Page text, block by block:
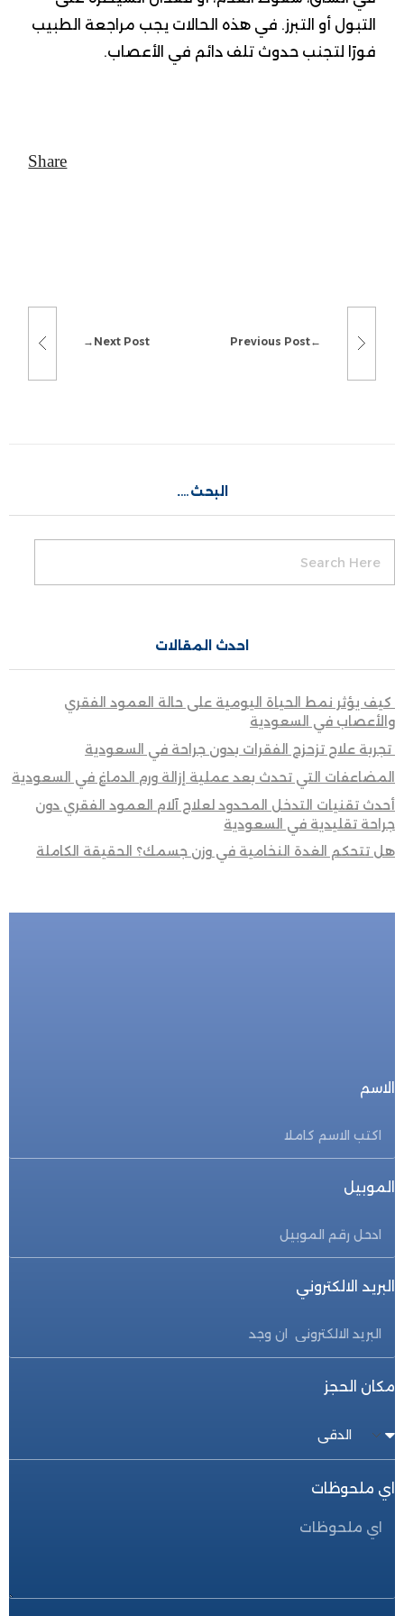
التبول أو التبرز. في هذه الحالات يجب مراجعة الطبيب
فورًا لتجنب حدوث تلف دائم في الأعصاب.
Previous Post
Next Post
البحث….
احدث المقالات
كيف يؤثر نمط الحياة اليومية على حالة العمود الفقري
والأعصاب في السعودية
تجربة علاج تزحزح الفقرات بدون جراحة في السعودية
المضاعفات التي تحدث بعد عملية إزالة ورم الدماغ في السعودية
أحدث تقنيات التدخل المحدود لعلاج آلام العمود الفقري دون
جراحة تقليدية في السعودية
هل تتحكم الغدة النخامية في وزن جسمك؟ الحقيقة الكاملة
الاسم
الموبيل
البريد الالكتروني
مكان الحجز
اي ملحوظات